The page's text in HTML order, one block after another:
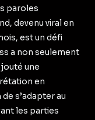
paroles
devenu viral en
est un défi
a non seulement
une
en
s’adapter au
les parties